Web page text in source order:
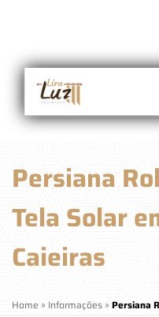
Persiana
Tela Solar
Caieiras
Home » Informações » Persiana